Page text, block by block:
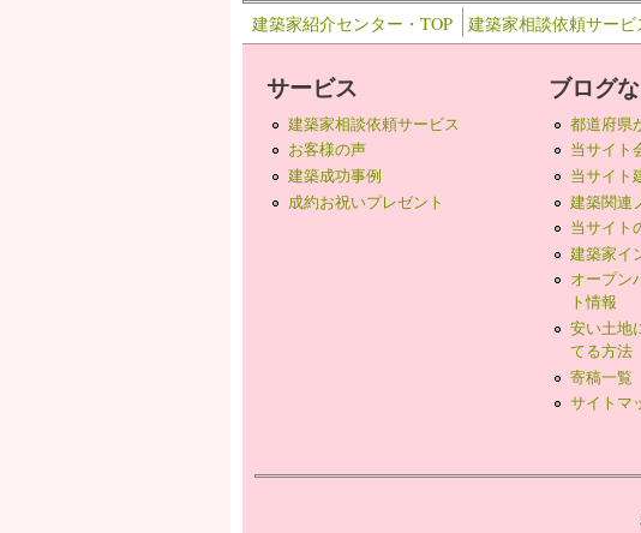
建築家紹介センター・TOP 建築家相談依頼サー
サービス
建築家相談依頼サービス
お客様の声
建築成功事例
成約お祝いプレゼント
ブログ
都道府県
当サイト
当サイト
建築関連
当サイト
建築家イ
オープン
ト情報
安い土地
てる方法
寄稿一覧
サイトマ